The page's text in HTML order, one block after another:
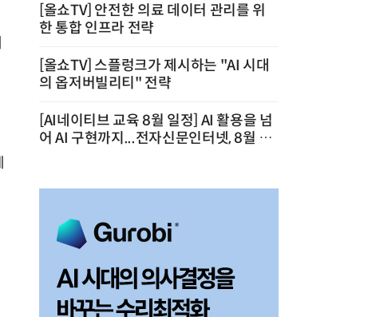
[올쇼TV] 안전한 의료 데이터 관리를 위
한 통합 인프라 전략
[올쇼TV] 스플렁크가 제시하는 "AI 시대
의 옵저버빌리티" 전략
[AI네이티브 교육 8월 일정] AI 활용을 넘
어 AI 구현까지...전자신문인터넷, 8월 실